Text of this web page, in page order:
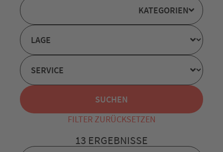
KATEGORIEN
FILTER ZURÜCKSETZEN
13 ERGEBNISSE